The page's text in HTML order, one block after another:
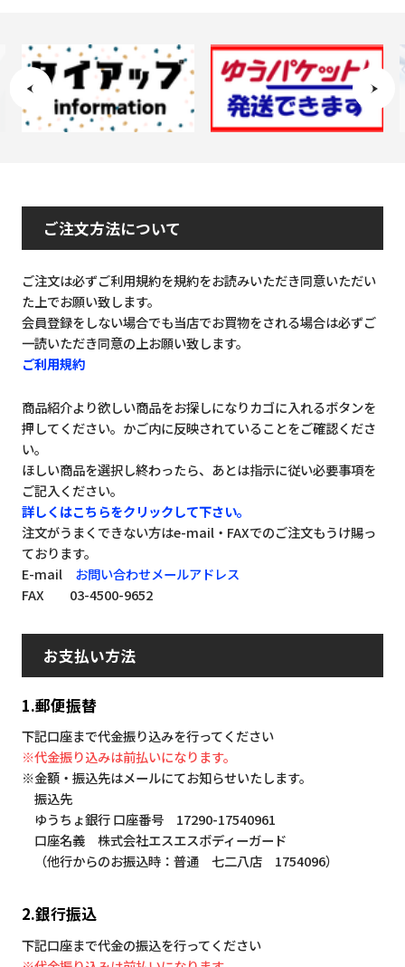
ご注文方法について
ご注文は必ずご利用規約を規約をお読みいただき同意いただい
た上でお願い致します。
会員登録をしない場合でも当店でお買物をされる場合は必ずご
一読いただき同意の上お願い致します。
ご利用規約
商品紹介より欲しい商品をお探しになりカゴに入れるボタンを
押してください。かご内に反映されていることをご確認くださ
い。
ほしい商品を選択し終わったら、あとは指示に従い必要事項を
ご記入ください。
詳しくはこちらをクリックして下さい。
注文がうまくできない方はe-mail・FAXでのご注文もうけ賜っ
ております。
E-mail お問い合わせメールアドレス
FAX 03-4500-9652
お支払い方法
1.郵便振替
下記口座まで代金振り込みを行ってください
※代金振り込みは前払いになります。
※金額・振込先はメールにてお知らせいたします。
振込先
ゆうちょ銀行 口座番号 17290-17540961
口座名義 株式会社エスエスボディーガード
（他行からのお振込時：普通 七二八店 1754096）
2.銀行振込
下記口座まで代金の振込を行ってください